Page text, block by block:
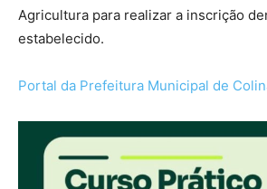
Agricultura para realizar a inscrição
estabelecido.
Portal da Prefeitura Municipal de